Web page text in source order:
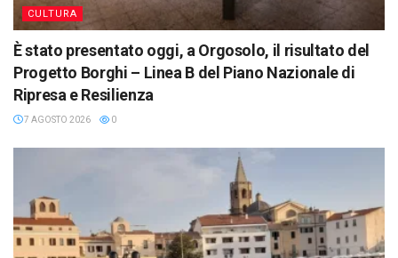
CULTURA
È stato presentato oggi, a Orgosolo, il risultato del
Progetto Borghi – Linea B del Piano Nazionale di
Ripresa e Resilienza
7 AGOSTO 2026 0